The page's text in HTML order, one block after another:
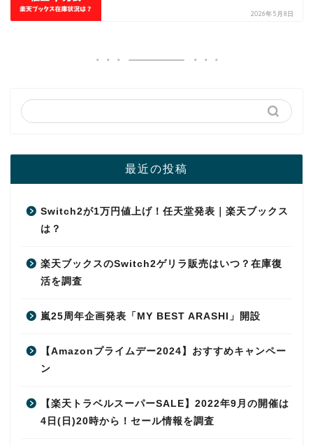
2026年5月8日
最近の投稿
Switch2が1万円値上げ！任天堂発表｜楽天ブックス
は？
楽天ブックスのSwitch2ゲリラ販売はいつ？在庫復
活を調査
嵐25周年企画発表「MY BEST ARASHI」開設
【Amazonプライムデー2024】おすすめキャンペー
ン
【楽天トラベルスーパーSALE】2022年9月の開催は
4日(日)20時から！セール情報を調査